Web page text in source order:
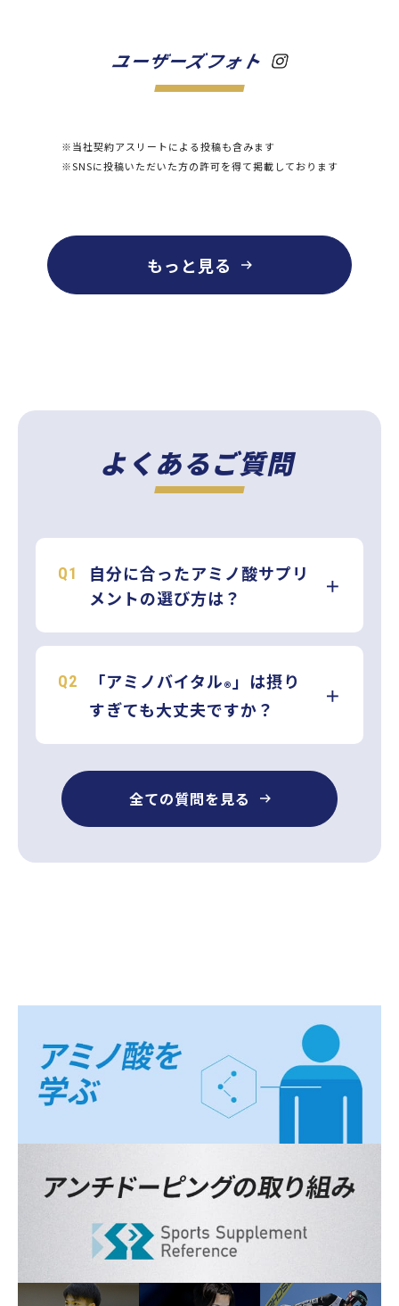
ユーザーズフォト
※当社契約アスリートによる投稿も含みます
※SNSに投稿いただいた方の許可を得て掲載しております
もっと見る
よくあるご質問
自分に合ったアミノ酸サプリ
メントの選び方は？
「アミノバイタル® 」は摂り
すぎても大丈夫ですか？
全ての質問を見る